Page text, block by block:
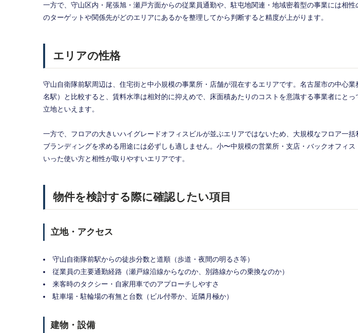
一方で、守山区内・尾張旭・瀬戸方面からの従業員通勤や、駐屯地関連・地域密着型の事業には相
のターゲットや関係先がどのエリアにあるかを整理してから判断すると精度が上がります。
エリアの性格
守山自衛隊前駅周辺は、住宅街と中小規模の事業所・店舗が混在するエリアです。名古屋市の中心業
名駅）と比較すると、賃料水準は相対的に抑えめで、床面積あたりのコストを意識する事業者にと
立地といえます。
一方で、フロアの大きいハイグレードオフィスビルが並ぶエリアではないため、大規模なフロア一
ブランディングを求める用途には必ずしも適しません。小〜中規模の営業所・支店・バックオフィス
いった使い方と相性が取りやすいエリアです。
物件を検討する際に確認したい項目
立地・アクセス
守山自衛隊前駅からの徒歩分数と道順（歩道・夜間の明るさ等）
従業員の主要通勤経路（瀬戸線沿線からなのか、別路線からの乗換なのか）
来客時のタクシー・自家用車でのアプローチしやすさ
駐車場・駐輪場の有無と台数（ビル付帯か、近隣月極か）
建物・設備